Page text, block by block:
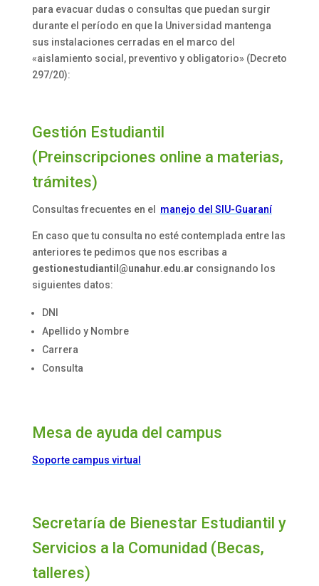
para evacuar dudas o consultas que puedan surgir
durante el período en que la Universidad mantenga
sus instalaciones cerradas en el marco del
«aislamiento social, preventivo y obligatorio» (Decreto
297/20):
Gestión Estudiantil
(Preinscripciones online a materias,
trámites)
Consultas frecuentes en el manejo del SIU-Guaraní
En caso que tu consulta no esté contemplada entre las
anteriores te pedimos que nos escribas a
gestionestudiantil@unahur.edu.ar consignando los
siguientes datos:
DNI
Apellido y Nombre
Carrera
Consulta
Mesa de ayuda del campus
Soporte campus virtual
Secretaría de Bienestar Estudiantil y
Servicios a la Comunidad (Becas,
talleres)